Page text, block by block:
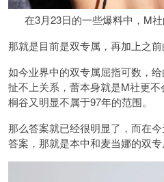
在3月23日的一些爆料中，M社
那就是目前是双专属，再加上之前
如今业界中的双专属屈指可数，
扯不上关系， 蕾本身就是M社更不
桐谷又明显不属于97年的范围。
那么答案就已经很明显了，而在
答案，那就是本中和麦当娜的双专